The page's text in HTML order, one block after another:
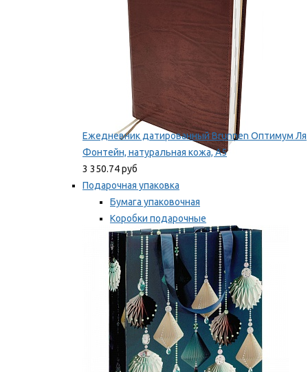
Ежедневник датированный Brunnen Оптимум Ля
Фонтейн, натуральная кожа, А5
3 350.74 руб
Подарочная упаковка
Бумага упаковочная
Коробки подарочные
Ленты, бобины
Мы рекомендуем